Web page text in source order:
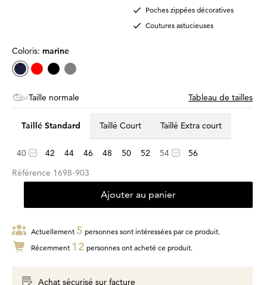
Poches zippées décoratives
Coutures astucieuses
Coloris: marine
Taille normale Tableau de tailles
Taillé Standard Taillé Court Taillé Extra court
40 42 44 46 48 50 52 54
56
Référence 1698-903
Ajouter au panier
Actuellement 5 personnes sont intéressées par ce produit.
Récemment 12 personnes ont acheté ce produit.
Achat sécurisé sur facture